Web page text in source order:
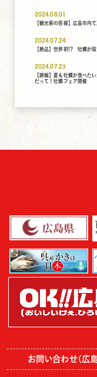
2024.08.01
【観光客の皆様】広島市内
2024.07.24
【絶品】世界初!? 牡蠣が
2024.07.23
【朗報】夏も牡蠣が食べた
だって！牡蠣フェア開催
お問い合わせ(